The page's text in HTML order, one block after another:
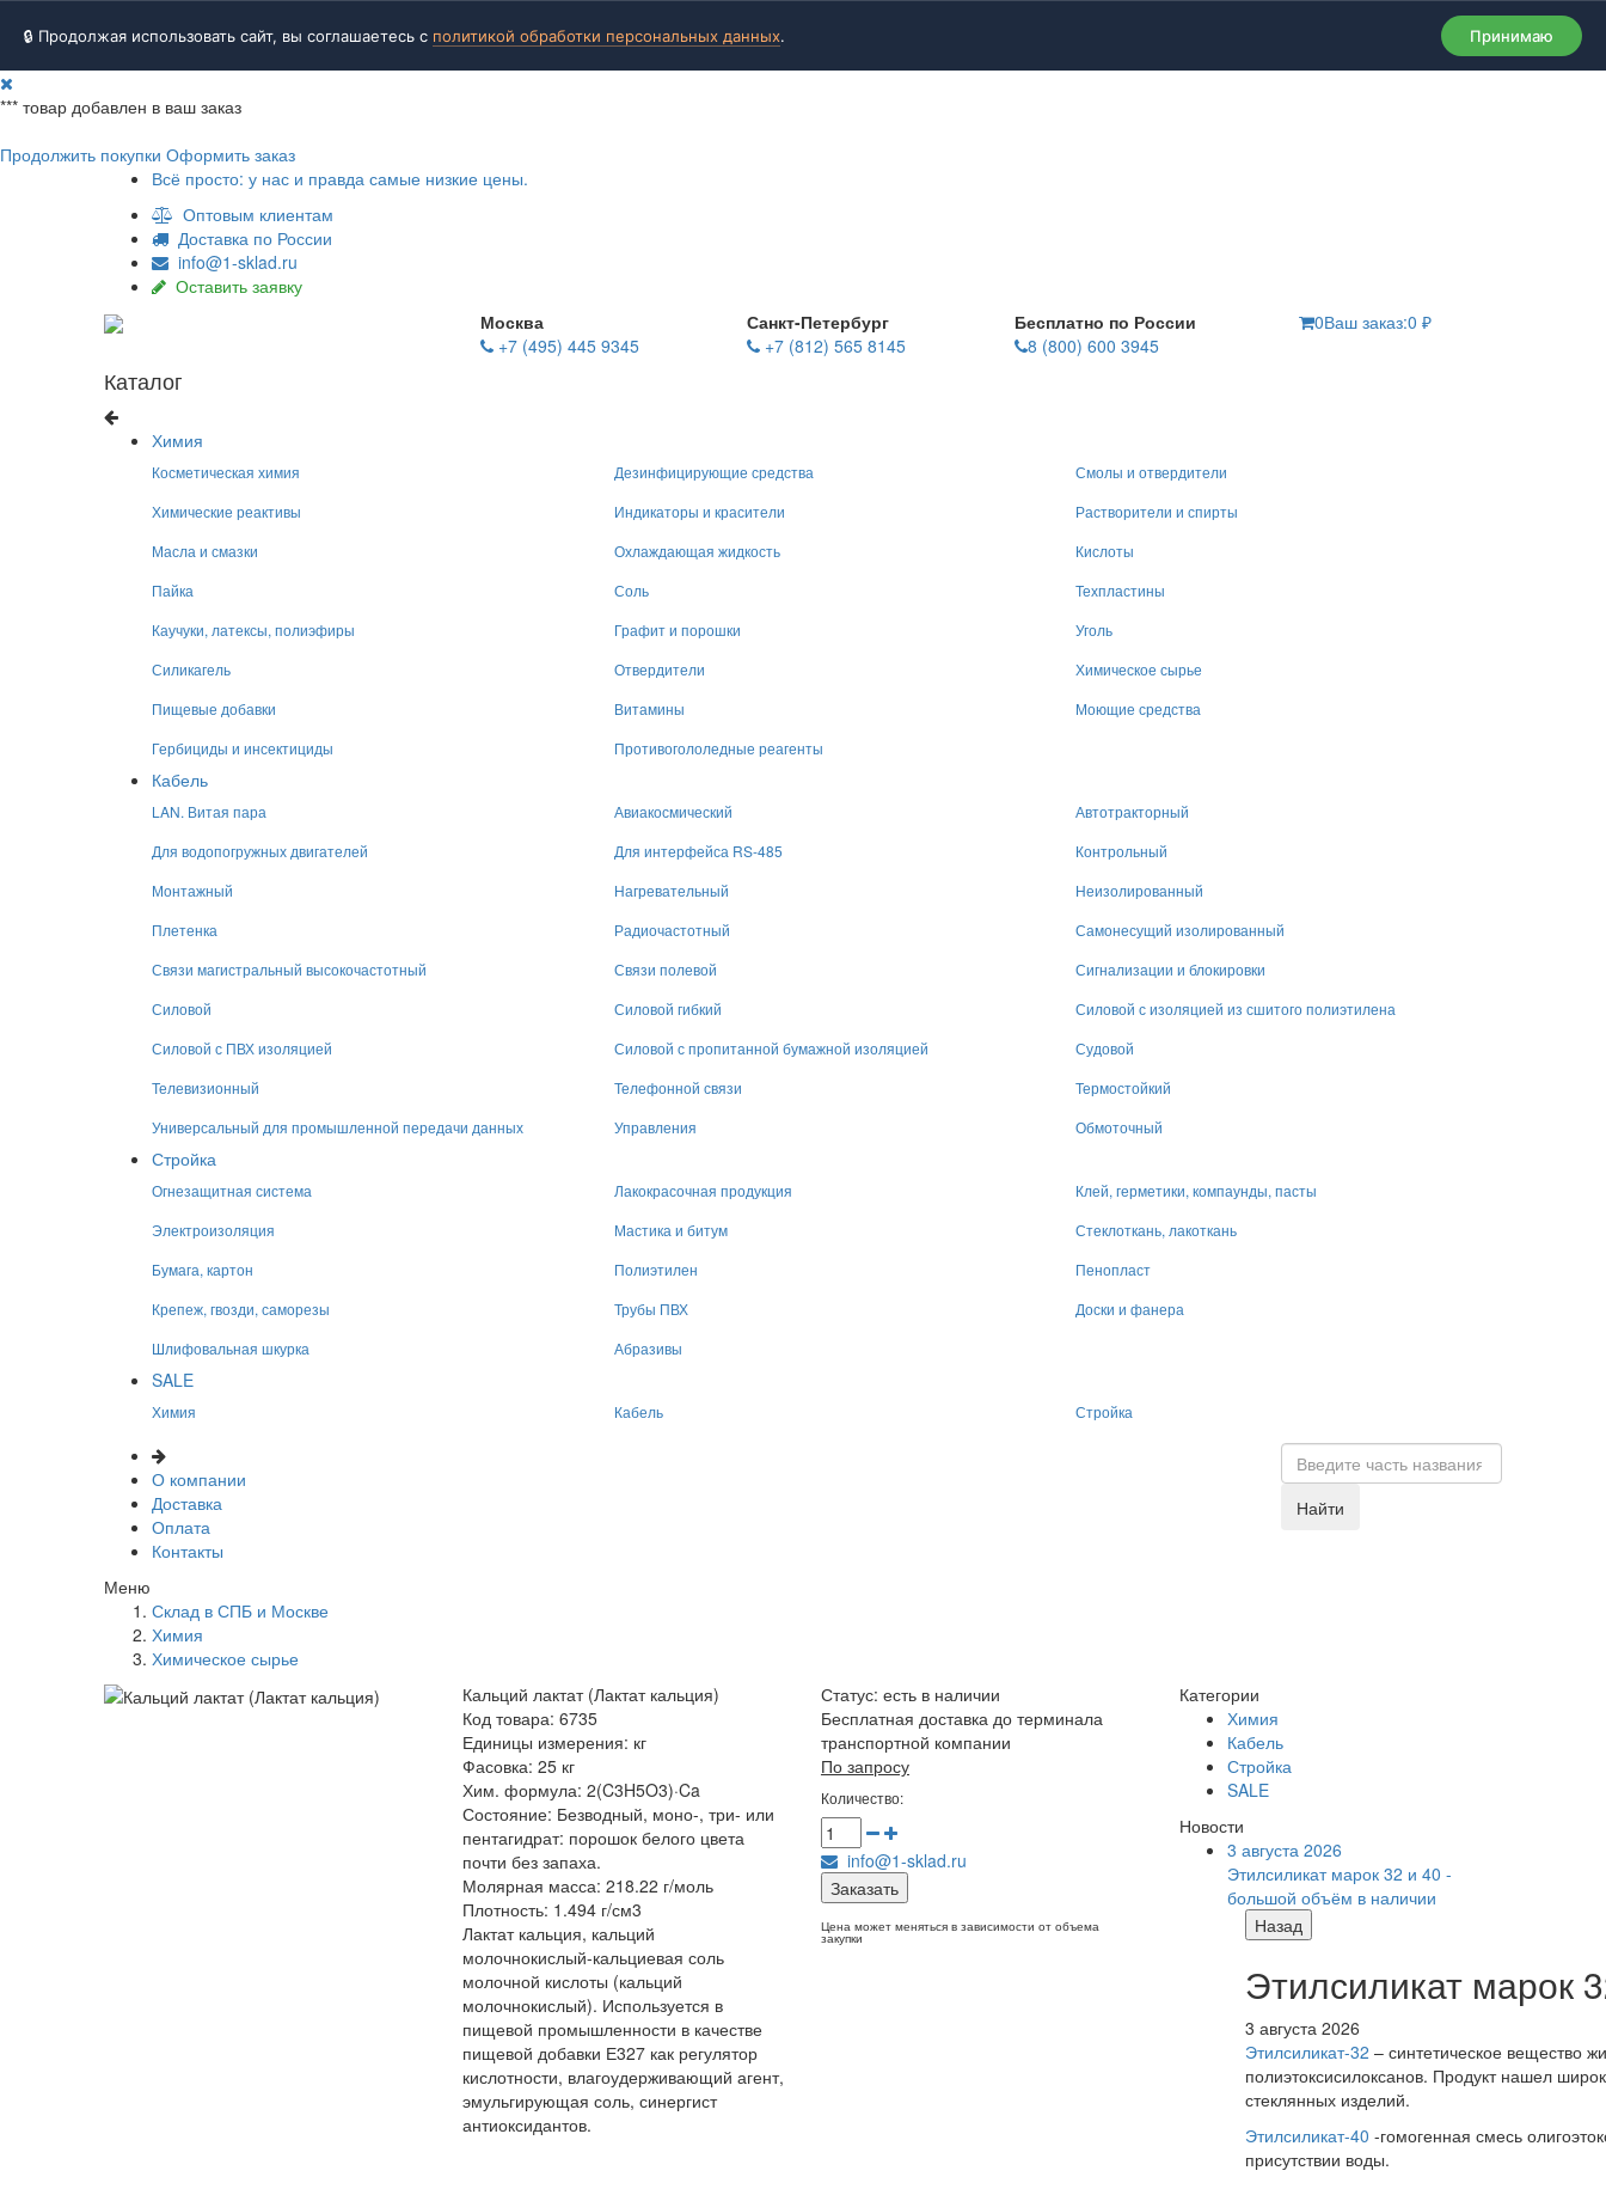
🔒 Продолжая использовать сайт, вы соглашаетесь с политикой обработки персональных данных. Принимаю
*** товар добавлен в ваш заказ
Продолжить покупки Оформить заказ
Всё просто: у нас и правда самые низкие цены.
Оптовым клиентам
Доставка по России
info@1-sklad.ru
Оставить заявку
Москва
+7 (495) 445 9345
Санкт-Петербург
+7 (812) 565 8145
Бесплатно по России
8 (800) 600 3945
0Ваш заказ:0 ₽
Каталог
Химия
Косметическая химия Дезинфицирующие средства
Смолы и отвердители
Химические реактивы
Индикаторы и красители
Растворители и спирты
Масла и смазки
Охлаждающая жидкость
Кислоты
Пайка
Соль
Техпластины
Каучуки, латексы, полиэфиры
Графит и порошки
Уголь
Силикагель
Отвердители
Химическое сырье
Пищевые добавки
Витамины
Моющие средства
Гербициды и инсектициды
Противогололедные реагенты
Кабель
LAN. Витая пара Авиакосмический
Автотракторный
Для водопогружных двигателей
Для интерфейса RS-485
Контрольный
Монтажный
Нагревательный
Неизолированный
Плетенка
Радиочастотный
Самонесущий изолированный
Связи магистральный высокочастотный
Связи полевой
Сигнализации и блокировки
Силовой
Силовой гибкий
Силовой с изоляцией из сшитого полиэтилена
Силовой с ПВХ изоляцией
Силовой с пропитанной бумажной изоляцией
Судовой
Телевизионный
Телефонной связи
Термостойкий
Универсальный для промышленной передачи данных
Управления Обмоточный
Стройка
Огнезащитная система Лакокрасочная продукция
Клей, герметики, компаунды, пасты
Электроизоляция
Мастика и битум
Стеклоткань, лакоткань
Бумага, картон
Полиэтилен
Пенопласт
Крепеж, гвозди, саморезы
Трубы ПВХ
Доски и фанера
Шлифовальная шкурка
Абразивы
SALE
Химия Кабель Стройка
О компании
Доставка
Оплата
Контакты
Найти
Меню
Склад в СПБ и Москве
Химия
Химическое сырье
Кальций лактат (Лактат кальция)
Код товара: 6735
Единицы измерения: кг
Фасовка: 25 кг
Хим. формула: 2(C3H5O3)·Ca
Состояние: Безводный, моно-, три- или
пентагидрат: порошок белого цвета
почти без запаха.
Молярная масса: 218.22 г/моль
Плотность: 1.494 г/см3
Лактат кальция, кальций
молочнокислый-кальциевая соль
молочной кислоты (кальций
молочнокислый). Используется в
пищевой промышленности в качестве
пищевой добавки Е327 как регулятор
кислотности, влагоудерживающий агент,
эмульгирующая соль, синергист
антиоксидантов.
Статус: есть в наличии
Бесплатная доставка до терминала
транспортной компании
По запросу
Количество:
info@1-sklad.ru
Заказать
Цена может меняться в зависимости от объема
закупки
Категории
Химия
Кабель
Стройка
SALE
Новости
3 августа 2026
Этилсиликат марок 32 и 40 -
большой объём в наличии
Назад
Этилсиликат марок
3 августа 2026
Этилсиликат-32 – синтетическое вещество
полиэтоксисилоксанов. Продукт нашел
стеклянных изделий.
Этилсиликат-40 -гомогенная смесь
присутствии воды.